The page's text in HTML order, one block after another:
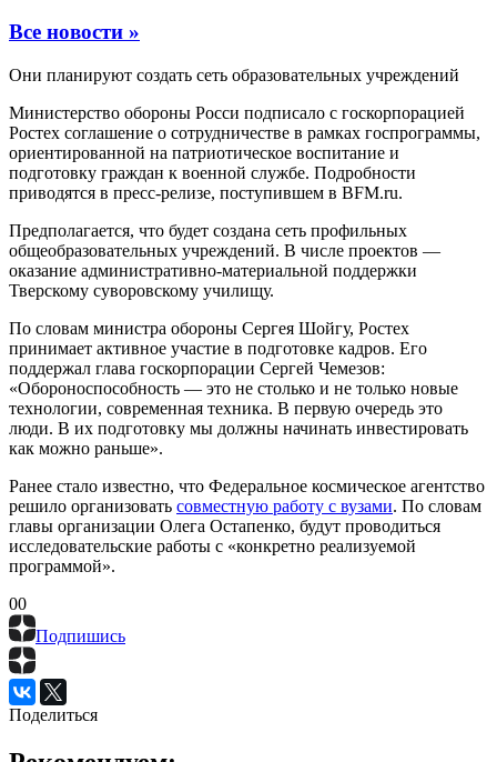
Все новости »
Они планируют создать сеть образовательных учреждений
Министерство обороны Росси подписало с госкорпорацией
Ростех соглашение о сотрудничестве в рамках госпрограммы,
ориентированной на патриотическое воспитание и
подготовку граждан к военной службе. Подробности
приводятся в пресс-релизе, поступившем в BFM.ru.
Предполагается, что будет создана сеть профильных
общеобразовательных учреждений. В числе проектов —
оказание административно-материальной поддержки
Тверскому суворовскому училищу.
По словам министра обороны Сергея Шойгу, Ростех
принимает активное участие в подготовке кадров. Его
поддержал глава госкорпорации Сергей Чемезов:
«Обороноспособность — это не столько и не только новые
технологии, современная техника. В первую очередь это
люди. В их подготовку мы должны начинать инвестировать
как можно раньше».
Ранее стало известно, что Федеральное космическое агентство
решило организовать совместную работу с вузами. По словам
главы организации Олега Остапенко, будут проводиться
исследовательские работы с «конкретно реализуемой
программой».
00
Подпишись
Поделиться